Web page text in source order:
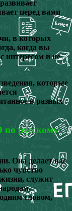
перед вами
в которых
когда вы
интересом и не
которые
в разных
русскому
Она делает вас
чувство
служит
словом,